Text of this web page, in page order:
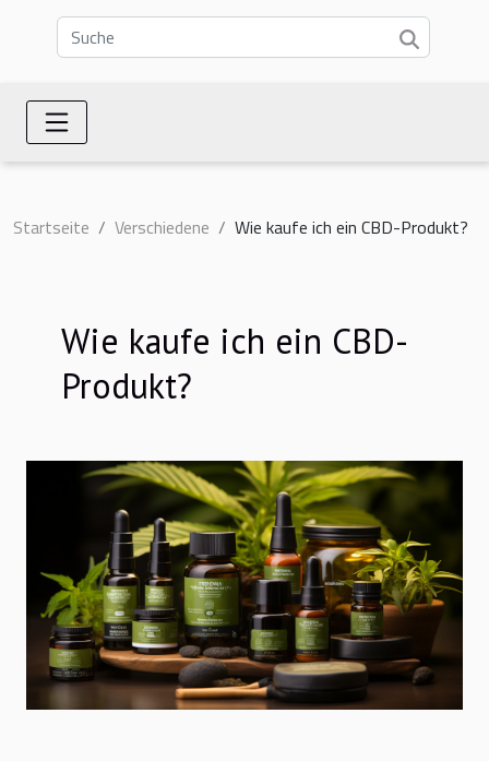
Startseite Verschiedene Wie kaufe ich ein CBD-Produkt?
Wie kaufe ich ein CBD-
Produkt?